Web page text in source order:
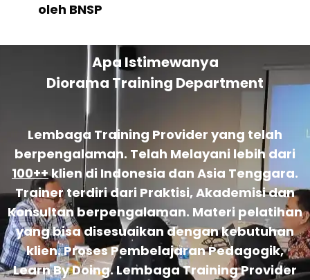
oleh BNSP
Apa Istimewanya
Diorama Training Department
Lembaga Training Provider yang telah
berpengalaman. Telah Melayani lebih dari
100++klien di Indonesia dan Asia Tenggara.
Trainer terdiri dari Praktisi, Akademisi dan
Konsultan berpengalaman. Materi pelatihan
yang bisa disesuaikan dengan kebutuhan
klien. Proses Pembelajaran Pedagogik,
Learn By Doing. Lembaga Training Provider